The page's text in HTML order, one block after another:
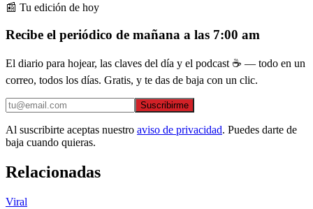
📰 Tu edición de hoy
Recibe el periódico de mañana a las 7:00 am
El diario para hojear, las claves del día y el podcast ☕ — todo en un
correo, todos los días. Gratis, y te das de baja con un clic.
Suscribirme
Al suscribirte aceptas nuestro aviso de privacidad. Puedes darte de
baja cuando quieras.
Relacionadas
Viral